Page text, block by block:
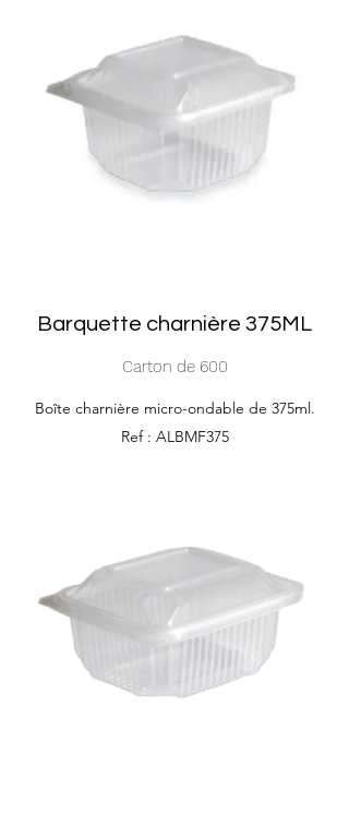
Barquette charnière 375ML
Carton de 600
Boîte charnière micro-ondable de 375ml.
Ref : ALBMF375